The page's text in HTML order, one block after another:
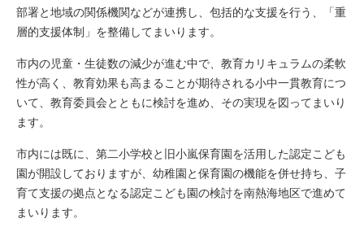
部署と地域の関係機関などが連携し、包括的な支援を行う、「重
層的支援体制」を整備してまいります。
市内の児童・生徒数の減少が進む中で、教育カリキュラムの柔軟
性が高く、教育効果も高まることが期待される小中一貫教育につ
いて、教育委員会とともに検討を進め、その実現を図ってまいり
ます。
市内には既に、第二小学校と旧小嵐保育園を活用した認定こども
園が開設しておりますが、幼稚園と保育園の機能を併せ持ち、子
育て支援の拠点となる認定こども園の検討を南熱海地区で進めて
まいります。